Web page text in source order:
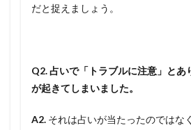
だと捉えましょう。
Q2. 占いで「トラブルに注意」とあ
が起きてしまいました。
A2. それは占いが当たったのではな